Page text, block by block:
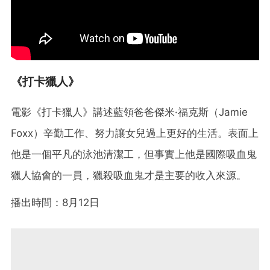
《打卡獵人》
電影《打卡獵人》講述藍領爸爸傑米·福克斯（Jamie
Foxx）辛勤工作、努力讓女兒過上更好的生活。表面上
他是一個平凡的泳池清潔工，但事實上他是國際吸血鬼
獵人協會的一員，獵殺吸血鬼才是主要的收入來源。
播出時間：8月12日